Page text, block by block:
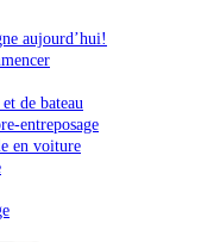
aujourd’hui!
de bateau
entreposage
en voiture